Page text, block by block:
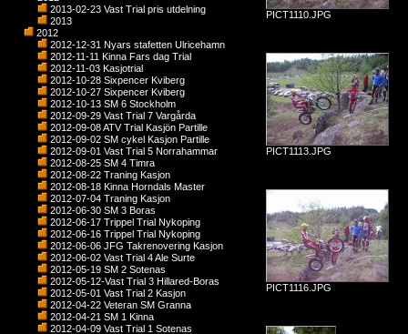
2013-02-23 Vast Trial pris utdelning
2013
2012
2012-12-31 Nyars stafetten Ulricehamn
2012-11-11 Kinna Fars dag Trial
2012-11-03 Kasjotrial
2012-10-28 Sixpencer Kviberg
2012-10-27 Sixpencer Kviberg
2012-10-13 SM 6 Stockholm
2012-09-29 Vast Trial 7 Vargårda
2012-09-08 ATV Trial Kasjön Partille
2012-09-02 SM cykel Kasjon Partille
2012-09-01 Vast Trial 5 Norrahammar
2012-08-25 SM 4 Timra
2012-08-22 Traning Kasjon
2012-08-18 Kinna Horndals Master
2012-07-04 Traning Kasjon
2012-06-30 SM 3 Boras
2012-06-17 Trippel Trial Nykoping
2012-06-16 Trippel Trial Nykoping
2012-06-06 JFG Takrenovering Kasjon
2012-06-02 Vast Trial 4 Ale Surte
2012-05-19 SM 2 Sotenas
2012-05-12-Vast Trial 3 Hillared-Boras
2012-05-01 Vast Trial 2 Kasjon
2012-04-22 Veteran SM Granna
2012-04-21 SM 1 Kinna
2012-04-09 Vast Trial 1 Sotenas
PICT1110.JPG
PICT1113.JPG
PICT1116.JPG